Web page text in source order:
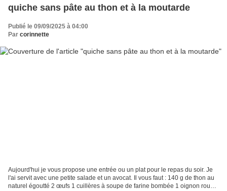
quiche sans pâte au thon et à la moutarde
Publié le 09/09/2025 à 04:00
Par corinnette
Aujourd'hui je vous propose une entrée ou un plat pour le repas du soir. Je
l'ai servit avec une petite salade et un avocat. Il vous faut : 140 g de thon au
naturel égoutté 2 œufs 1 cuillères à soupe de farine bombée 1 oignon rouge